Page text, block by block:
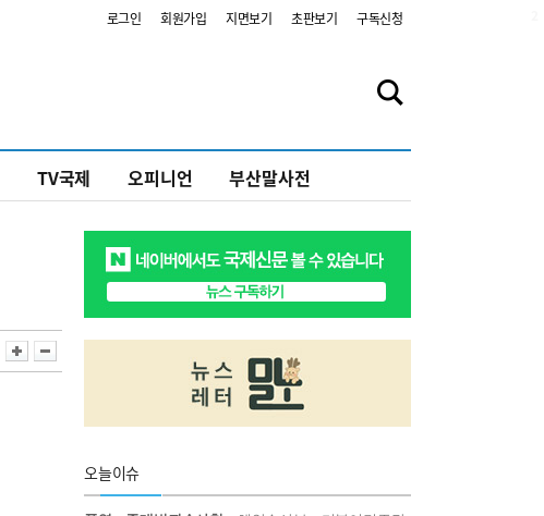
로그인 회원가입 지면보기 초판보기 구독신청
TV국제 오피니언 부산말사전
오늘이슈